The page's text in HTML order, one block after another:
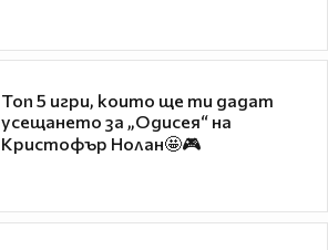
Топ 5 игри, които ще ти дадат
усещането за „Одисея“ на
Кристофър Нолан🤩🎮